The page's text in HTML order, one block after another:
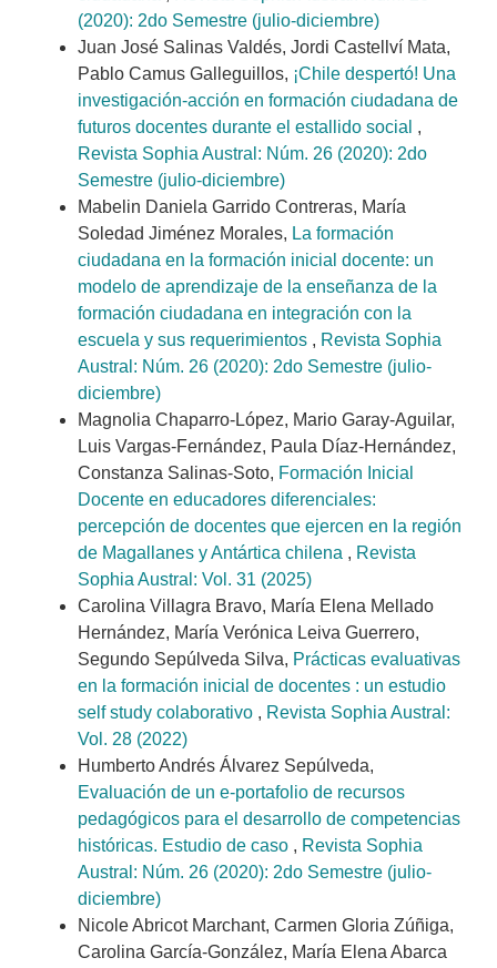
(2020): 2do Semestre (julio-diciembre)
Juan José Salinas Valdés, Jordi Castellví Mata,
Pablo Camus Galleguillos, ¡Chile despertó! Una
investigación-acción en formación ciudadana de
futuros docentes durante el estallido social ,
Revista Sophia Austral: Núm. 26 (2020): 2do
Semestre (julio-diciembre)
Mabelin Daniela Garrido Contreras, María
Soledad Jiménez Morales, La formación
ciudadana en la formación inicial docente: un
modelo de aprendizaje de la enseñanza de la
formación ciudadana en integración con la
escuela y sus requerimientos , Revista Sophia
Austral: Núm. 26 (2020): 2do Semestre (julio-
diciembre)
Magnolia Chaparro-López, Mario Garay-Aguilar,
Luis Vargas-Fernández, Paula Díaz-Hernández,
Constanza Salinas-Soto, Formación Inicial
Docente en educadores diferenciales:
percepción de docentes que ejercen en la región
de Magallanes y Antártica chilena , Revista
Sophia Austral: Vol. 31 (2025)
Carolina Villagra Bravo, María Elena Mellado
Hernández, María Verónica Leiva Guerrero,
Segundo Sepúlveda Silva, Prácticas evaluativas
en la formación inicial de docentes : un estudio
self study colaborativo , Revista Sophia Austral:
Vol. 28 (2022)
Humberto Andrés Álvarez Sepúlveda,
Evaluación de un e-portafolio de recursos
pedagógicos para el desarrollo de competencias
históricas. Estudio de caso , Revista Sophia
Austral: Núm. 26 (2020): 2do Semestre (julio-
diciembre)
Nicole Abricot Marchant, Carmen Gloria Zúñiga,
Carolina García-González, María Elena Abarca